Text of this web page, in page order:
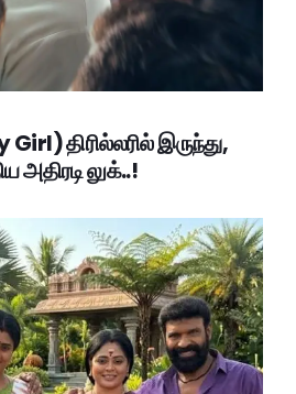
Girl) திரில்லரில் இருந்து,
அதிரடி லுக்..!